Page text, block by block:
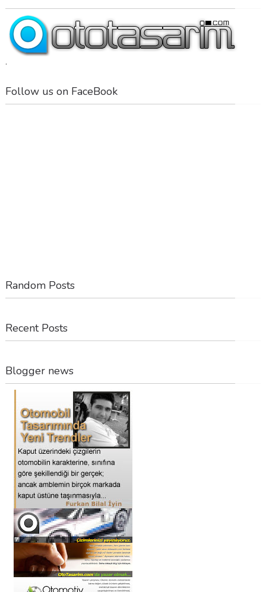
.
Follow us on FaceBook
Random Posts
Recent Posts
Blogger news